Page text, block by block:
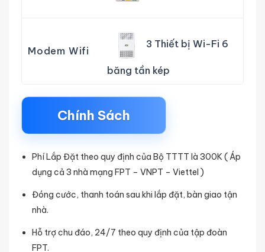
Modem Wifi
3 Thiết bị Wi-Fi 6
băng tần kép
Chính Sách
Phí Lắp Đặt theo quy định của Bộ TTTT là 300K ( Áp
dụng cả 3 nhà mạng FPT – VNPT – Viettel )
Đóng cước, thanh toán sau khi lắp đặt, bàn giao tận
nhà.
Hỗ trợ chu đáo, 24/7 theo quy định của tập đoàn
FPT.